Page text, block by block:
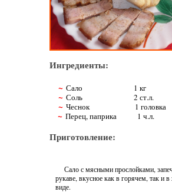
Ингредиенты:
~ Сало 1 кг
~ Соль 2 ст.л.
~ Чеснок 1 головка
~ Перец, паприка 1 ч.л.
Приготовление:
Сало с мясными прослойками,
рукаве, вкусное как в горячем, так и
виде.